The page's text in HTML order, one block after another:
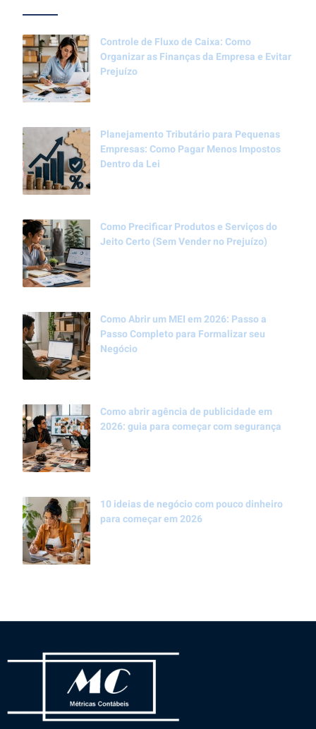
Controle de Fluxo de Caixa: Como
Organizar as Finanças da Empresa e Evitar
Prejuízo
Planejamento Tributário para Pequenas
Empresas: Como Pagar Menos Impostos
Dentro da Lei
Como Precificar Produtos e Serviços do
Jeito Certo (Sem Vender no Prejuízo)
Como Abrir um MEI em 2026: Passo a
Passo Completo para Formalizar seu
Negócio
Como abrir agência de publicidade em
2026: guia para começar com segurança
10 ideias de negócio com pouco dinheiro
para começar em 2026